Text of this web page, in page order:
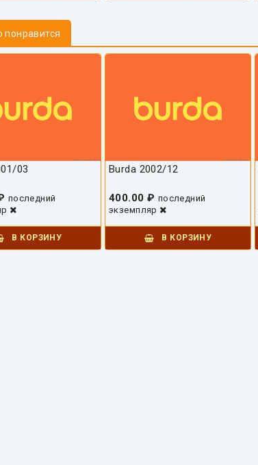
понравится
03
последний
В КОРЗИНУ
Burda 2002/12
400.00 ₽ последний
экземпляр
В КОРЗИНУ